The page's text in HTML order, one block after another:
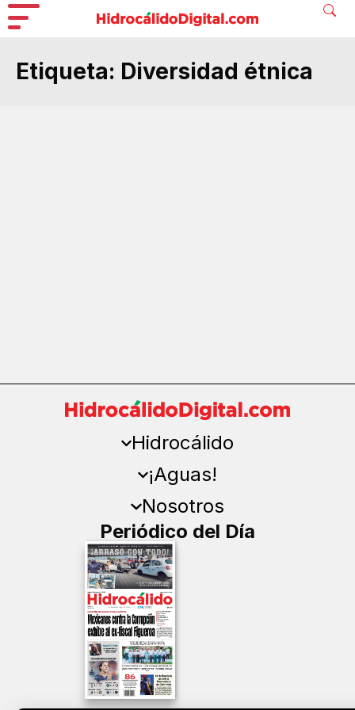
Etiqueta: Diversidad étnica
Hidrocálido
¡Aguas!
Nosotros
Periódico del Día